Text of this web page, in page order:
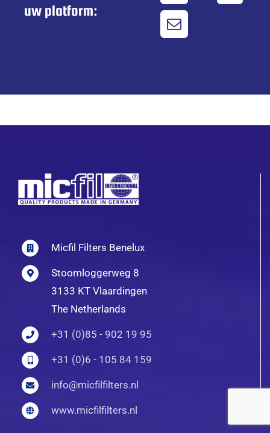
uw platform:
Micfil Filters Benelux
Stoomloggerweg 8
3133 KT Vlaardingen
The Netherlands
+31 (0)85 - 902 19 95
+31 (0)6 - 105 84 159
info@micfilfilters.nl
www.micfilfilters.nl